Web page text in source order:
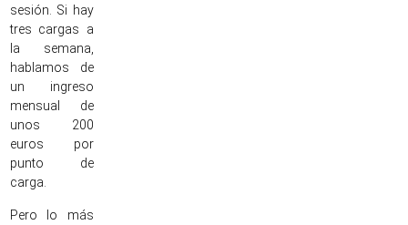
sesión. Si hay
tres cargas a
la semana,
hablamos de
un ingreso
mensual de
unos 200
euros por
punto de
carga.
Pero lo más